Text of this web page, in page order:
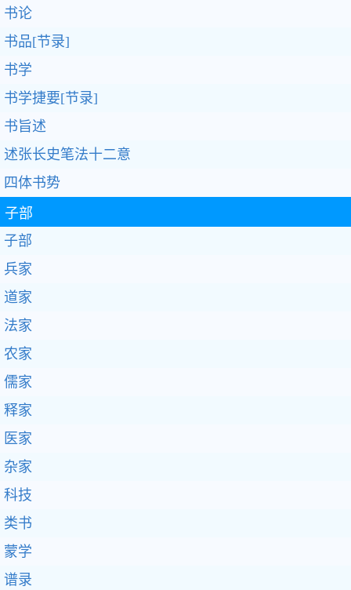
书论
书品[节录]
书学
书学捷要[节录]
书旨述
述张长史笔法十二意
四体书势
子部
子部
兵家
道家
法家
农家
儒家
释家
医家
杂家
科技
类书
蒙学
谱录